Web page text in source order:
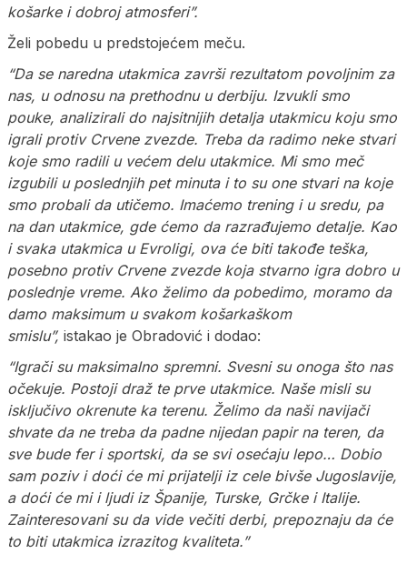
košarke i dobroj atmosferi”.
Želi pobedu u predstojećem meču.
“Da se naredna utakmica završi rezultatom povoljnim za
nas, u odnosu na prethodnu u derbiju. Izvukli smo
pouke, analizirali do najsitnijih detalja utakmicu koju smo
igrali protiv Crvene zvezde. Treba da radimo neke stvari
koje smo radili u većem delu utakmice. Mi smo meč
izgubili u poslednjih pet minuta i to su one stvari na koje
smo probali da utičemo. Imaćemo trening i u sredu, pa
na dan utakmice, gde ćemo da razrađujemo detalje. Kao
i svaka utakmica u Evroligi, ova će biti takođe teška,
posebno protiv Crvene zvezde koja stvarno igra dobro u
poslednje vreme. Ako želimo da pobedimo, moramo da
damo maksimum u svakom košarkaškom
smislu”, istakao je Obradović i dodao:
“Igrači su maksimalno spremni. Svesni su onoga što nas
očekuje. Postoji draž te prve utakmice. Naše misli su
isključivo okrenute ka terenu. Želimo da naši navijači
shvate da ne treba da padne nijedan papir na teren, da
sve bude fer i sportski, da se svi osećaju lepo… Dobio
sam poziv i doći će mi prijatelji iz cele bivše Jugoslavije,
a doći će mi i ljudi iz Španije, Turske, Grčke i Italije.
Zainteresovani su da vide večiti derbi, prepoznaju da će
to biti utakmica izrazitog kvaliteta.”